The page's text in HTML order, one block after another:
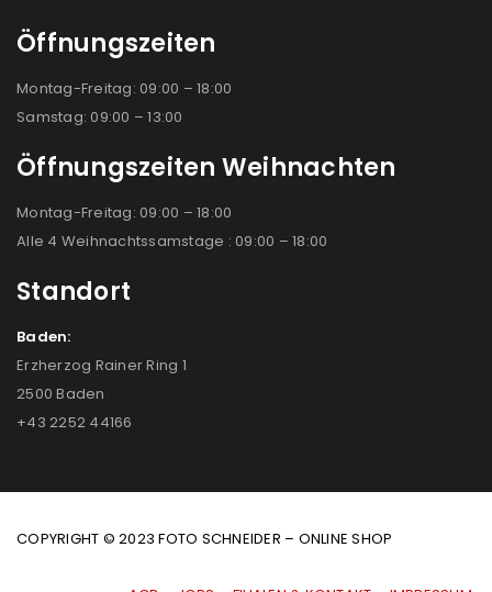
Öffnungszeiten
Montag-Freitag: 09:00 – 18:00
Samstag: 09:00 – 13:00
Öffnungszeiten Weihnachten
Montag-Freitag: 09:00 – 18:00
Alle 4 Weihnachtssamstage : 09:00 – 18:00
Standort
Baden:
Erzherzog Rainer Ring 1
2500 Baden
+43 2252 44166
COPYRIGHT © 2023 FOTO SCHNEIDER – ONLINE SHOP